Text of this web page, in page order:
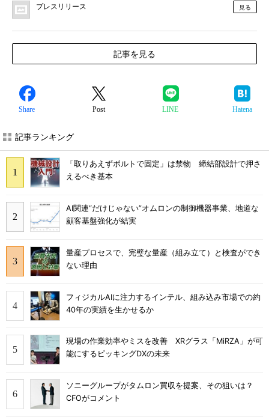
プレスリリース 見る
記事を見る
Share Post LINE Hatena
記事ランキング
「取りあえずボルトで固定」は禁物 締結部設計で押さ
えるべき基本
AI関連“だけじゃない”オムロンの制御機器事業、地道な
顧客基盤強化が結実
量産プロセスで、完璧な量産（組み立て）と検査ができ
ない理由
フィジカルAIに注力するインテル、組み込み市場での約
40年の実績を生かせるか
現場の作業効率やミスを改善 XRグラス「MiRZA」が可
能にするピッキングDXの未来
ソニーグループがタムロン買収を提案、その狙いは？
CFOがコメント